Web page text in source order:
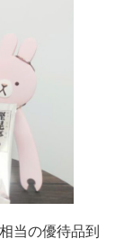
当の優待品到